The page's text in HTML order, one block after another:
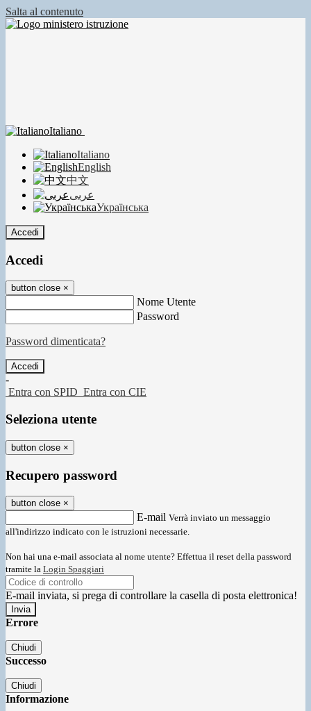
Salta al contenuto
Italiano
Italiano
English
中文
عربى
Українська
Accedi
Accedi
button close ×
Nome Utente
Password
Password dimenticata?
-
Entra con SPID Entra con CIE
Seleziona utente
button close ×
Recupero password
button close ×
E-mail Verrà inviato un messaggio
all'indirizzo indicato con le istruzioni necessarie.
Non hai una e-mail associata al nome utente? Effettua il reset della password
tramite la Login Spaggiari
E-mail inviata, si prega di controllare la casella di posta elettronica!
Errore
Chiudi
Successo
Chiudi
Informazione